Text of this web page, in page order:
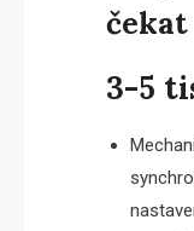
čekat
3-5